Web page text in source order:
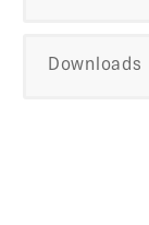
Downloads